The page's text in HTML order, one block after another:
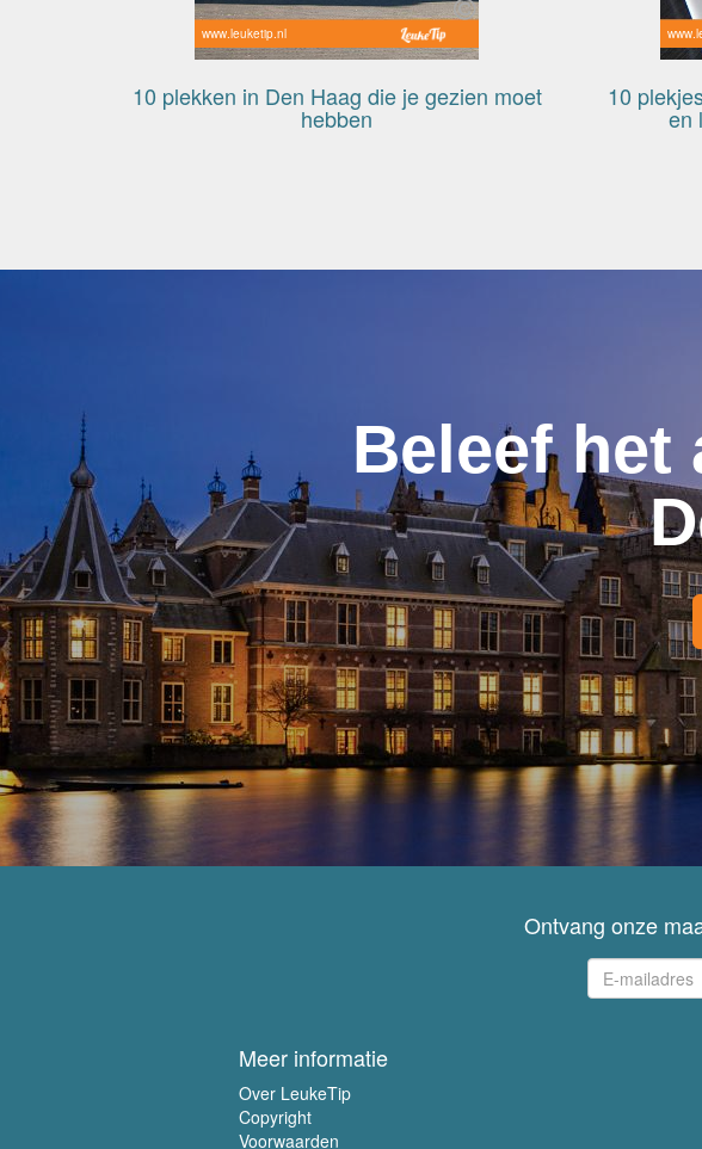
www.leuketip.nl
10 plekken in Den Haag die je gezien moet
hebben
10
en
Beleef het
Ontvang onze
Meer informatie
Over LeukeTip
Copyright
Voorwaarden